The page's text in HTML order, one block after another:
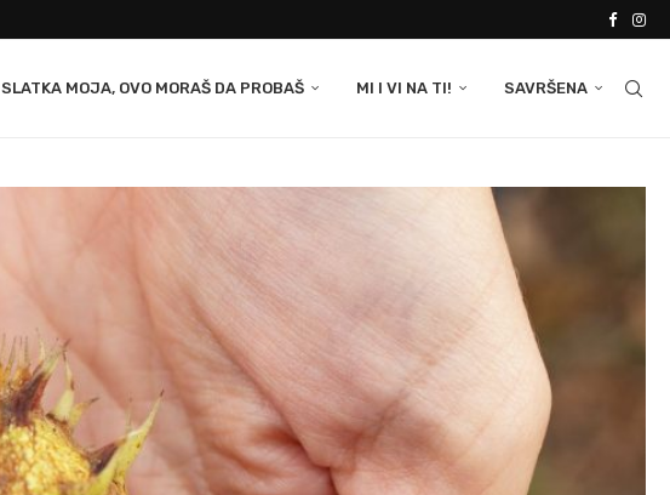
SLATKA MOJA, OVO MORAŠ DA PROBAŠ MI I VI NA TI! SAVRŠENA